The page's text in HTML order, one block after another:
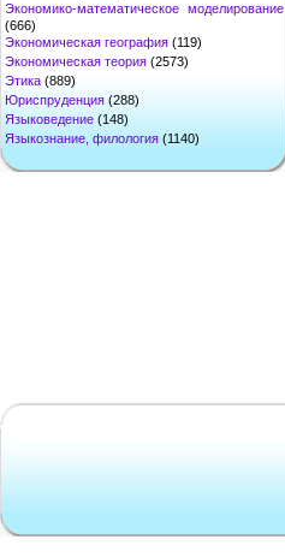
Экономико-математическое моделирование
(666)
Экономическая география (119)
Экономическая теория (2573)
Этика (889)
Юриспруденция (288)
Языковедение (148)
Языкознание, филология (1140)